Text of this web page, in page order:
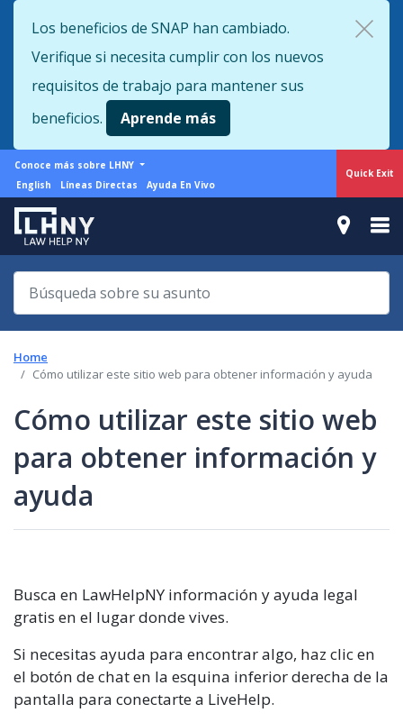
to
main
content
Quick Exit
Los beneficios de SNAP han cambiado.
Verifique si necesita cumplir con los nuevos
requisitos de trabajo para mantener sus
beneficios.
Aprende más
More
from
LHNY
Conoce más sobre LHNY
Support
menu
English Líneas Directas Ayuda En Vivo
Home
Cómo utilizar este sitio web para obtener información y ayuda
Cómo utilizar este sitio web
para obtener información y
ayuda
Busca en LawHelpNY información y ayuda legal
gratis en el lugar donde vives.
Si necesitas ayuda para encontrar algo, haz clic en
el botón de chat en la esquina inferior derecha de la
pantalla para conectarte a LiveHelp.